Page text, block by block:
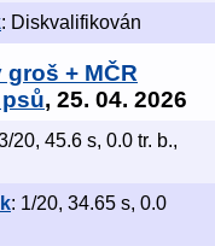
: Diskvalifikován
+ MČR
, 25. 04. 2026
20, 45.6 s, 0.0 tr. b.,
: 1/20, 34.65 s, 0.0